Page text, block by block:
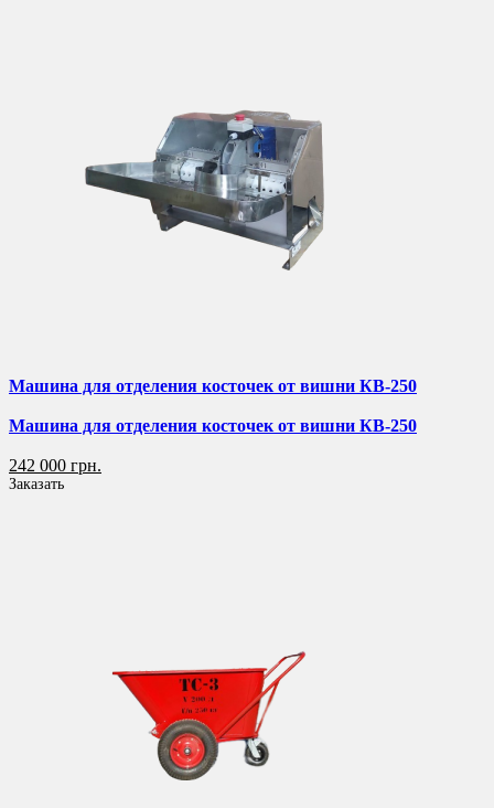
Машина для отделения косточек от вишни КВ-250
Машина для отделения косточек от вишни КВ-250
242 000 грн.
Заказать